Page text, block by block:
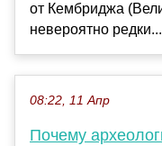
от Кембриджа
невероятно редки...
08:22, 11 Апр
Почему